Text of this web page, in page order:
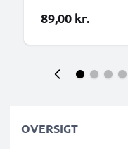
89,00 kr.
OVERSIGT